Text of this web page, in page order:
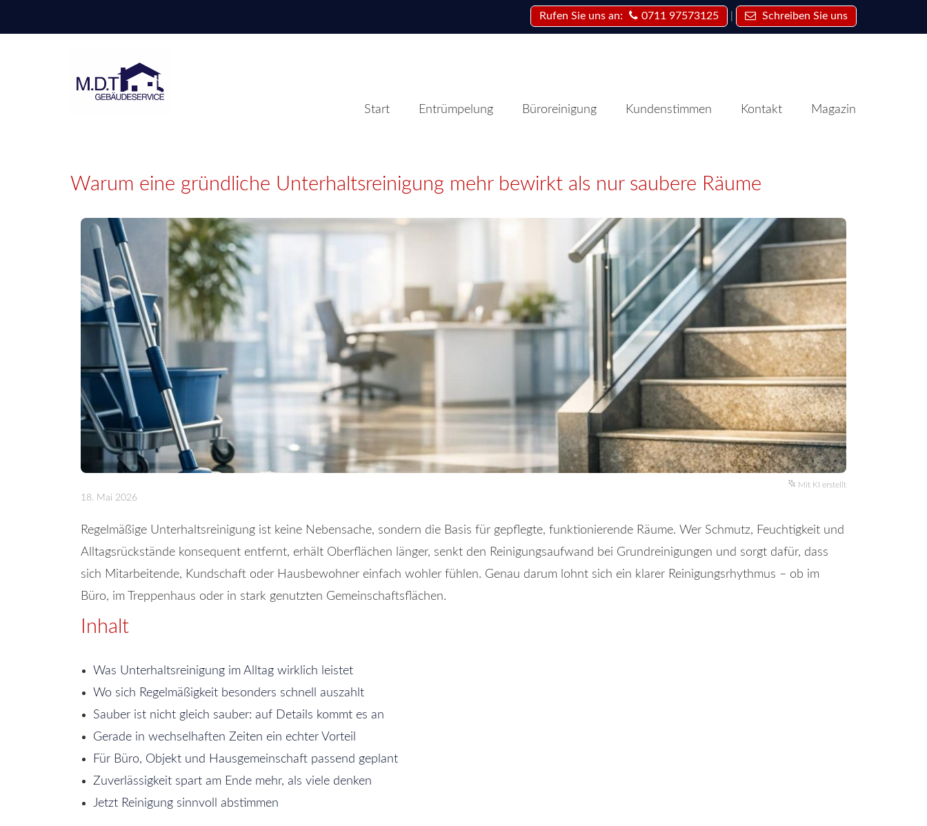
Rufen Sie uns an: 0711 97573125 Schreiben Sie uns
Start Entrümpelung Büroreinigung Kundenstimmen Kontakt Magazin
Warum eine gründliche Unterhaltsreinigung mehr bewirkt als nur saubere Räume
Mit KI erstellt
18. Mai 2026
Regelmäßige Unterhaltsreinigung ist keine Nebensache, sondern die Basis für gepflegte, funktionierende Räume. Wer Schmutz, Feuchtigkeit und
Alltagsrückstände konsequent entfernt, erhält Oberflächen länger, senkt den Reinigungsaufwand bei Grundreinigungen und sorgt dafür, dass
sich Mitarbeitende, Kundschaft oder Hausbewohner einfach wohler fühlen. Genau darum lohnt sich ein klarer Reinigungsrhythmus – ob im
Büro, im Treppenhaus oder in stark genutzten Gemeinschaftsflächen.
Inhalt
Was Unterhaltsreinigung im Alltag wirklich leistet
Wo sich Regelmäßigkeit besonders schnell auszahlt
Sauber ist nicht gleich sauber: auf Details kommt es an
Gerade in wechselhaften Zeiten ein echter Vorteil
Für Büro, Objekt und Hausgemeinschaft passend geplant
Zuverlässigkeit spart am Ende mehr, als viele denken
Jetzt Reinigung sinnvoll abstimmen